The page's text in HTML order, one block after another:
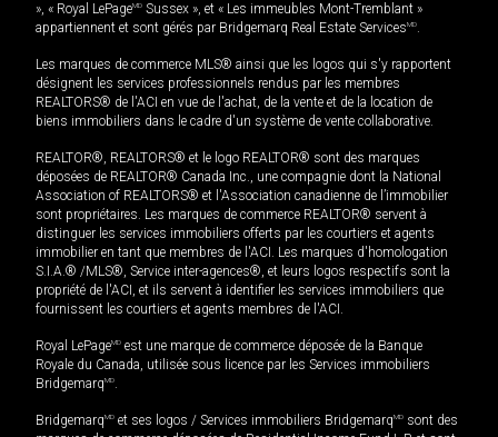
», « Royal LePageMD Sussex », et « Les immeubles Mont-Tremblant »
appartiennent et sont gérés par Bridgemarq Real Estate ServicesMD.
Les marques de commerce MLS® ainsi que les logos qui s'y rapportent
désignent les services professionnels rendus par les membres
REALTORS® de l'ACI en vue de l'achat, de la vente et de la location de
biens immobiliers dans le cadre d'un système de vente collaborative.
REALTOR®, REALTORS® et le logo REALTOR® sont des marques
déposées de REALTOR® Canada Inc., une compagnie dont la National
Association of REALTORS® et l'Association canadienne de l’immobilier
sont propriétaires. Les marques de commerce REALTOR® servent à
distinguer les services immobiliers offerts par les courtiers et agents
immobilier en tant que membres de l'ACI. Les marques d'homologation
S.I.A.® /MLS®, Service inter-agences®, et leurs logos respectifs sont la
propriété de l'ACI, et ils servent à identifier les services immobiliers que
fournissent les courtiers et agents membres de l'ACI.
Royal LePageMD est une marque de commerce déposée de la Banque
Royale du Canada, utilisée sous licence par les Services immobiliers
BridgemarqMD.
BridgemarqMD et ses logos / Services immobiliers BridgemarqMD sont des